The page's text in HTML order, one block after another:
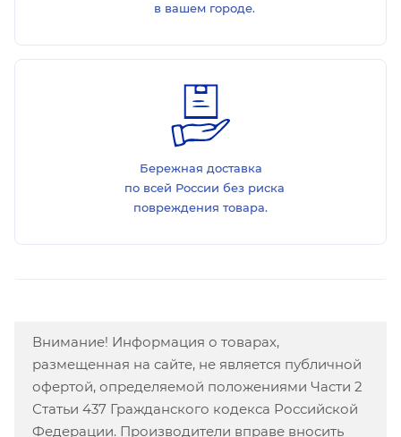
в вашем городе.
Бережная доставка
по всей России без риска
повреждения товара.
Внимание! Информация о товарах,
размещенная на сайте, не является публичной
офертой, определяемой положениями Части 2
Статьи 437 Гражданского кодекса Российской
Федерации. Производители вправе вносить